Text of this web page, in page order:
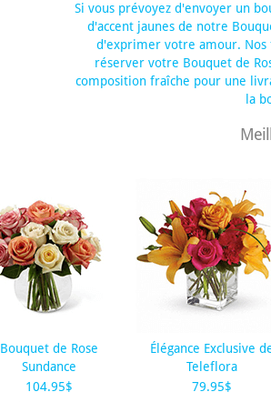
Si vous prévoyez d'envoyer un
d'accent jaunes de notre
d'exprimer votre amour. Nos
réserver votre Bouquet de
composition fraîche pour une
la
Bouquet de Rose
Sundance
104.95$
Élégance Exclusive
Teleflora
79.95$